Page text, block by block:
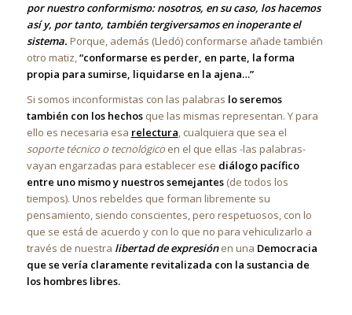
por nuestro conformismo: nosotros, en su caso, los hacemos
así y, por tanto, también tergiversamos en inoperante el
sistema. Porque, además (Lledó) conformarse añade también
otro matiz,“conformarse es perder, en parte, la forma
propia para sumirse, liquidarse en la ajena…”
Si somos inconformistas con las palabras lo seremos
también con los hechosque las mismas representan. Y para
ello es necesaria esa relectura, cualquiera que sea el
soporte técnico o tecnológicoen el que ellas -las palabras-
vayan engarzadas para establecer ese diálogo pacífico
entre uno mismo y nuestros semejantes(de todos los
tiempos). Unos rebeldes que forman libremente su
pensamiento, siendo conscientes, pero respetuosos, con lo
que se está de acuerdo y con lo que no para vehiculizarlo a
través de nuestra libertad de expresiónen una Democracia
que se vería claramente revitalizada con la sustancia de
los hombres libres.